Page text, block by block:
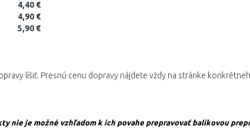
4,40 €
4,90 €
5,90 €
líšiť. Presnú cenu dopravy nájdete vždy na stránke
nie je možné vzhľadom k ich povahe prepravovať balíkovou